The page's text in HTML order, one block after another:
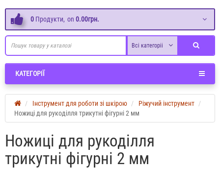
0 Продукти, on 0.00грн.
Всі категоріі
КАТЕГОРІЇ
Інструмент для роботи зі шкірою
Ріжучий інструмент
Ножиці для рукоділля трикутні фігурні 2 мм
Ножиці для рукоділля
трикутні фігурні 2 мм